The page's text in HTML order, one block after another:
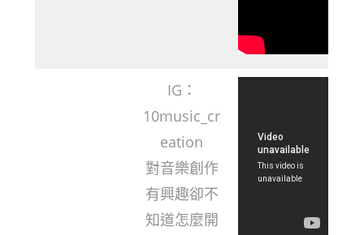
IG：
10music_cr
eation
對音樂創作
有興趣卻不
知道怎麼開